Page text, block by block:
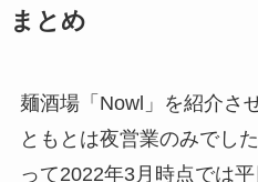
まとめ
麺酒場「Nowl」を紹介さ
ともとは夜営業のみでし
って2022年3月時点では